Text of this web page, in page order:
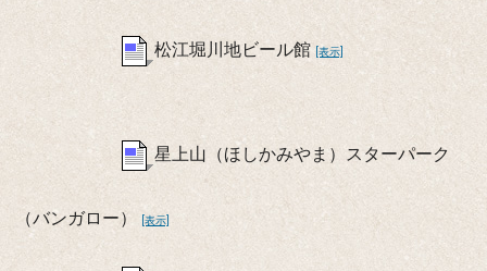
松江堀川地ビール館 [表示]
星上山（ほしかみやま）スターパーク
（バンガロー） [表示]